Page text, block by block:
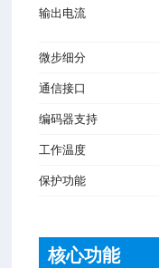
输出电流
微步细分
通信接口
编码器支持
工作温度
保护功能
核心功能